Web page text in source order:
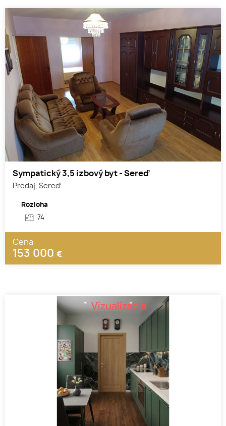
Sympatický 3,5 izbový byt - Sereď
Predaj, Sereď
Rozloha
74
Cena
153 000 €